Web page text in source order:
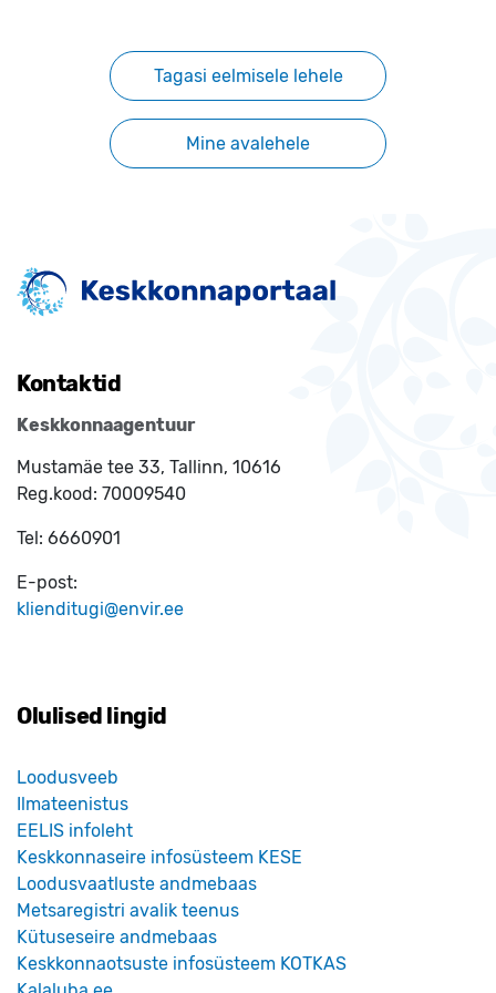
Tagasi eelmisele lehele
Mine avalehele
Kontaktid
Keskkonnaagentuur
Mustamäe tee 33, Tallinn, 10616
Reg.kood: 70009540
Tel: 6660901
E-post:
klienditugi@envir.ee
Olulised lingid
Loodusveeb
Ilmateenistus
EELIS infoleht
Keskkonnaseire infosüsteem KESE
Loodusvaatluste andmebaas
Metsaregistri avalik teenus
Kütuseseire andmebaas
Keskkonnaotsuste infosüsteem KOTKAS